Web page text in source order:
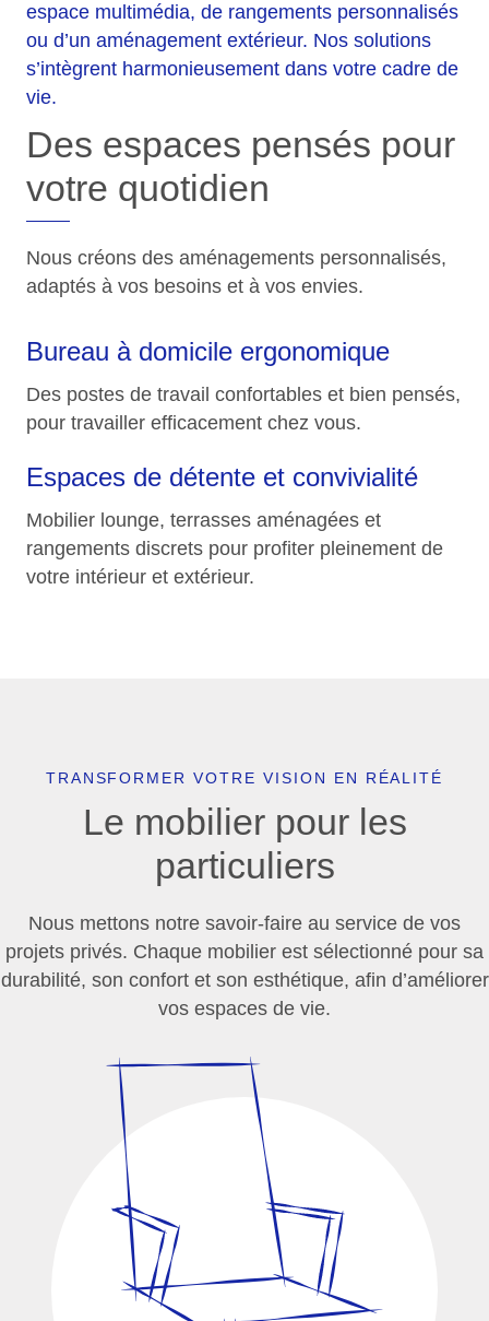
espace multimédia, de rangements personnalisés
ou d’un aménagement extérieur. Nos solutions
s’intègrent harmonieusement dans votre cadre de
vie.
Des espaces pensés pour
votre quotidien
Nous créons des aménagements personnalisés,
adaptés à vos besoins et à vos envies.
Bureau à domicile ergonomique
Des postes de travail confortables et bien pensés,
pour travailler efficacement chez vous.
Espaces de détente et convivialité
Mobilier lounge, terrasses aménagées et
rangements discrets pour profiter pleinement de
votre intérieur et extérieur.
TRANSFORMER VOTRE VISION EN RÉALITÉ
Le mobilier pour les
particuliers
Nous mettons notre savoir-faire au service de vos
projets privés. Chaque mobilier est sélectionné pour sa
durabilité, son confort et son esthétique, afin d’améliorer
vos espaces de vie.